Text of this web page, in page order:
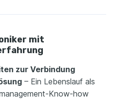
mit
zur Verbindung
– Ein Lebenslauf als
Know-how